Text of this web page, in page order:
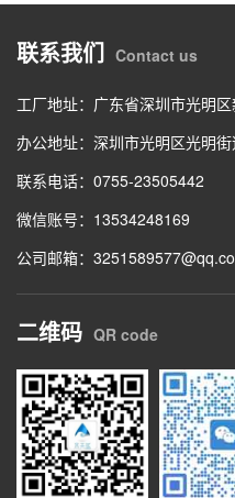
联系我们 Contact us
工厂地址：广东省深圳市光明
办公地址：深圳市光明区光明
联系电话：0755-23505442
微信账号：13534248169
公司邮箱：
二维码 QR code